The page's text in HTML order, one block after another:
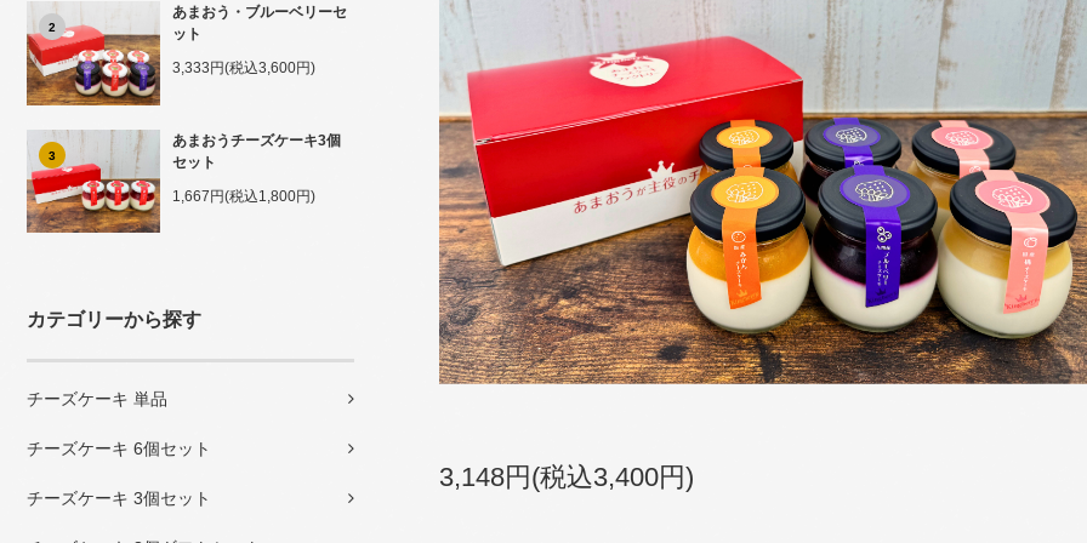
2
あまおう・ブルーベリーセ
ット
3,333円(税込3,600円)
3
あまおうチーズケーキ3個
セット
1,667円(税込1,800円)
カテゴリーから探す
チーズケーキ 単品
チーズケーキ 6個セット
チーズケーキ 3個セット
3,148円(税込3,400円)